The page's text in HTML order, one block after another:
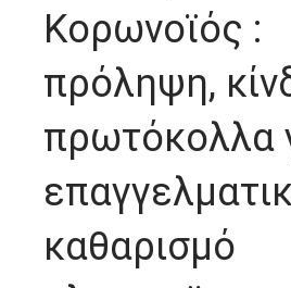
Κορωνοϊός :
πρόληψη,
πρωτόκολλα
καθαρισμό